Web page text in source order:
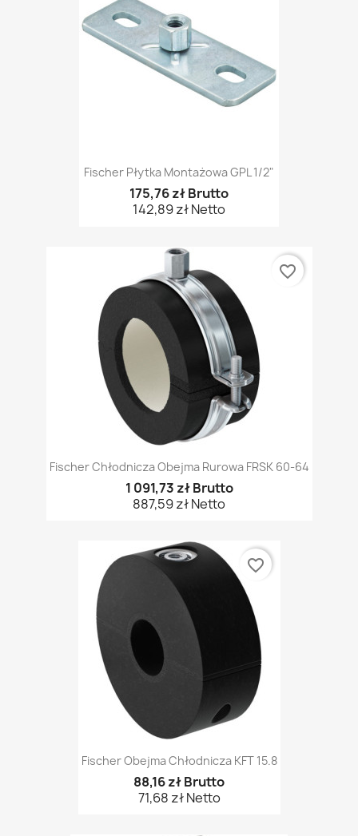
Fischer Płytka Montażowa GPL 1/2"
175,76 zł Brutto
142,89 zł Netto
Fischer Chłodnicza Obejma Rurowa FRSK 60-64
1 091,73 zł Brutto
887,59 zł Netto
favorite_border
Fischer Obejma Chłodnicza KFT 15.8
88,16 zł Brutto
71,68 zł Netto
favorite_border